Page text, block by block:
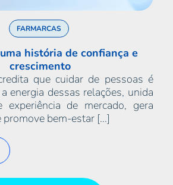
FARMARCAS
história de confiança e
crescimento
que cuidar de pessoas é
energia dessas relações, unida
experiência de mercado, gera
bem-estar [...]